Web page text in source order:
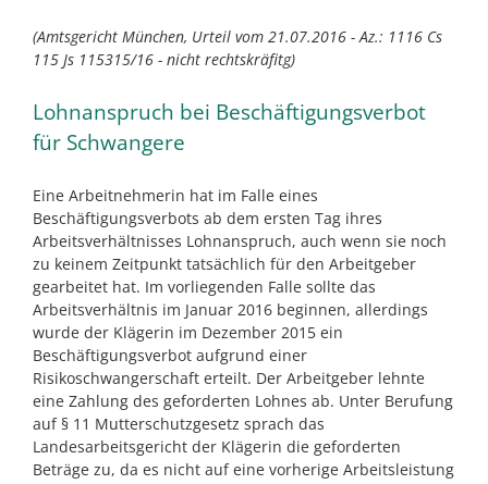
(Amtsgericht München, Urteil vom 21.07.2016 - Az.: 1116 Cs
115 Js 115315/16 - nicht rechtskräfitg)
Lohnanspruch bei Beschäftigungsverbot
für Schwangere
Eine Arbeitnehmerin hat im Falle eines
Beschäftigungsverbots ab dem ersten Tag ihres
Arbeitsverhältnisses Lohnanspruch, auch wenn sie noch
zu keinem Zeitpunkt tatsächlich für den Arbeitgeber
gearbeitet hat. Im vorliegenden Falle sollte das
Arbeitsverhältnis im Januar 2016 beginnen, allerdings
wurde der Klägerin im Dezember 2015 ein
Beschäftigungsverbot aufgrund einer
Risikoschwangerschaft erteilt. Der Arbeitgeber lehnte
eine Zahlung des geforderten Lohnes ab. Unter Berufung
auf § 11 Mutterschutzgesetz sprach das
Landesarbeitsgericht der Klägerin die geforderten
Beträge zu, da es nicht auf eine vorherige Arbeitsleistung